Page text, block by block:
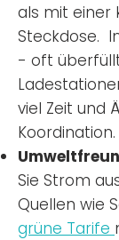
als mit einer
Steckdose.
- oft
viel Zeit und
Koordination.
Sie Strom
Quellen wie
grüne Tarife